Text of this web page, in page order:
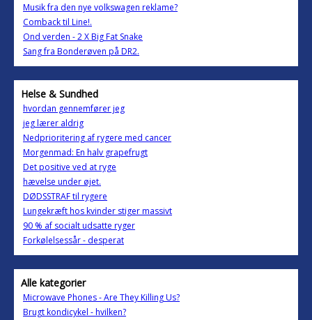
Musik fra den nye volkswagen reklame?
Comback til Line!.
Ond verden - 2 X Big Fat Snake
Sang fra Bonderøven på DR2.
Helse & Sundhed
hvordan gennemfører jeg
jeg lærer aldrig
Nedprioritering af rygere med cancer
Morgenmad: En halv grapefrugt
Det positive ved at ryge
hævelse under øjet.
DØDSSTRAF til rygere
Lungekræft hos kvinder stiger massivt
90 % af socialt udsatte ryger
Forkølelsessår - desperat
Alle kategorier
Microwave Phones - Are They Killing Us?
Brugt kondicykel - hvilken?